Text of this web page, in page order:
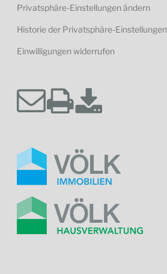
Privatsphäre-Einstellungen ändern
Historie der Privatsphäre-Einstellungen
Einwilligungen widerrufen